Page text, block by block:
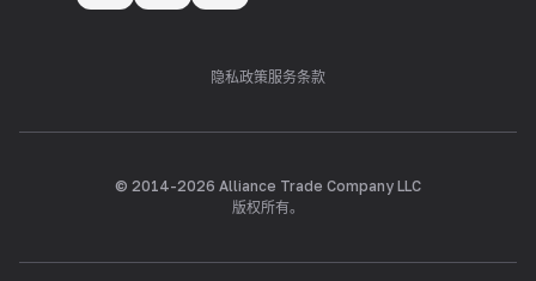
隐私政策服务条款
© 2014-2026 Alliance Trade Company LLC
版权所有。